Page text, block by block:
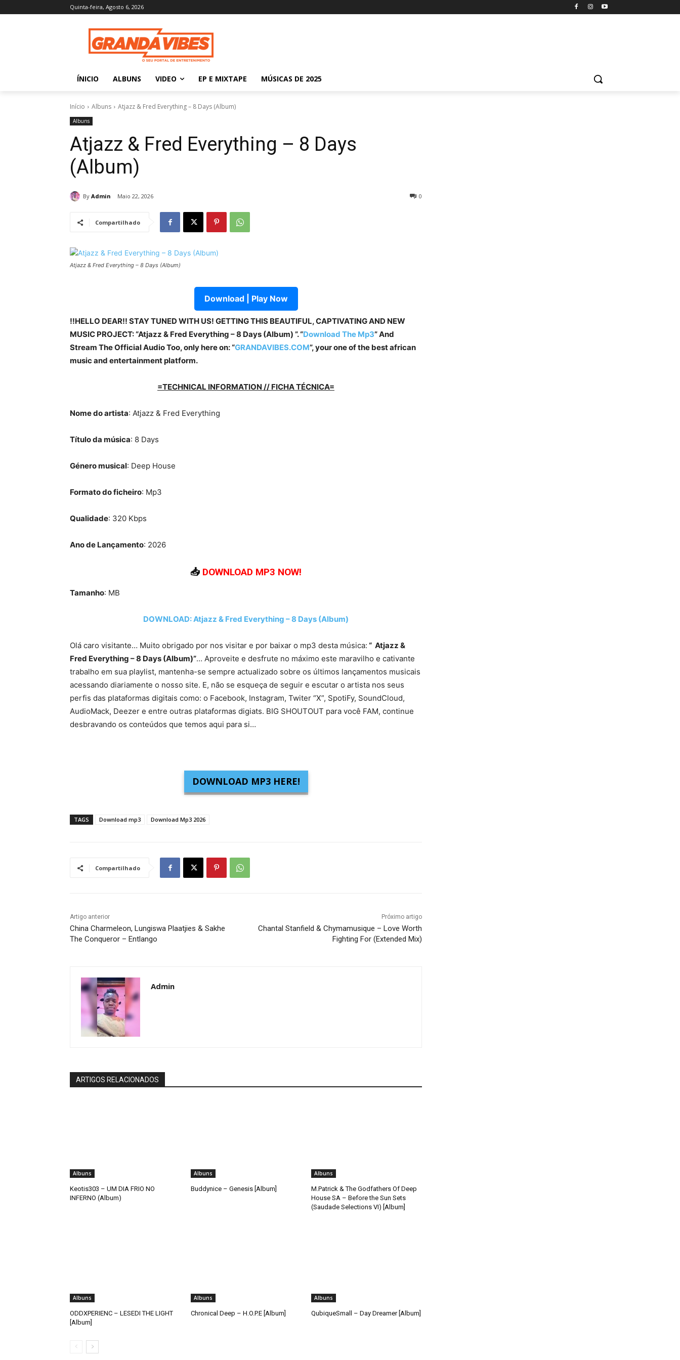
Quinta-feira, Agosto 6, 2026
ÍNICIO ALBUNS VIDEO EP E MIXTAPE MÚSICAS DE 2025
Início Albuns Atjazz & Fred Everything – 8 Days (Album)
Albuns
Atjazz & Fred Everything – 8 Days
(Album)
By Admin Maio 22, 2026 0
Compartilhado
Atjazz & Fred Everything – 8 Days (Album)
Download | Play Now
!!HELLO DEAR!! STAY TUNED WITH US! GETTING THIS BEAUTIFUL, CAPTIVATING AND NEW
MUSIC PROJECT: “Atjazz & Fred Everything – 8 Days (Album) ”. “Download The Mp3”And
Stream The Official Audio Too, only here on: “GRANDAVIBES.COM”, your one of the best african
music and entertainment platform.
=TECHNICAL INFORMATION // FICHA TÉCNICA=
Nome do artista: Atjazz & Fred Everything
Título da música: 8 Days
Género musical: Deep House
Formato do ficheiro: Mp3
Qualidade: 320 Kbps
Ano de Lançamento: 2026
📥 DOWNLOAD MP3 NOW!
Tamanho: MB
DOWNLOAD: Atjazz & Fred Everything – 8 Days (Album)
Olá caro visitante… Muito obrigado por nos visitar e por baixar o mp3 desta música: “ Atjazz &
Fred Everything – 8 Days (Album)”… Aproveite e desfrute no máximo este maravilho e cativante
trabalho em sua playlist, mantenha-se sempre actualizado sobre os últimos lançamentos musicais
acessando diariamente o nosso site. E, não se esqueça de seguir e escutar o artista nos seus
perfis das plataformas digitais como: o Facebook, Instagram, Twiter “X”, SpotiFy, SoundCloud,
AudioMack, Deezer e entre outras plataformas digiats. BIG SHOUTOUT para você FAM, continue
desbravando os conteúdos que temos aqui para si…
DOWNLOAD MP3 HERE!
TAGS Download mp3 Download Mp3 2026
Compartilhado
Artigo anterior
China Charmeleon, Lungiswa Plaatjies & Sakhe
The Conqueror – Entlango
Próximo artigo
Chantal Stanfield & Chymamusique – Love Worth
Fighting For (Extended Mix)
Admin
ARTIGOS RELACIONADOS
Albuns
Keotis303 – UM DIA FRIO NO
INFERNO (Album)
Albuns
Buddynice – Genesis [Album]
Albuns
M.Patrick & The Godfathers Of Deep
House SA – Before the Sun Sets
(Saudade Selections VI) [Album]
Albuns
ODDXPERIENC – LESEDI THE LIGHT
[Album]
Albuns
Chronical Deep – H.O.P.E [Album]
Albuns
QubiqueSmall – Day Dreamer [Album]